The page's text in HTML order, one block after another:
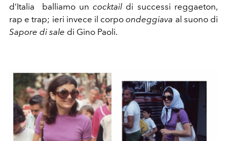
d’Italia
balliamo uncocktail di successi reggaeton,
rap e trap; ieri invece il corpoondeggiava al suono di
Sapore di sale di Gino Paoli.